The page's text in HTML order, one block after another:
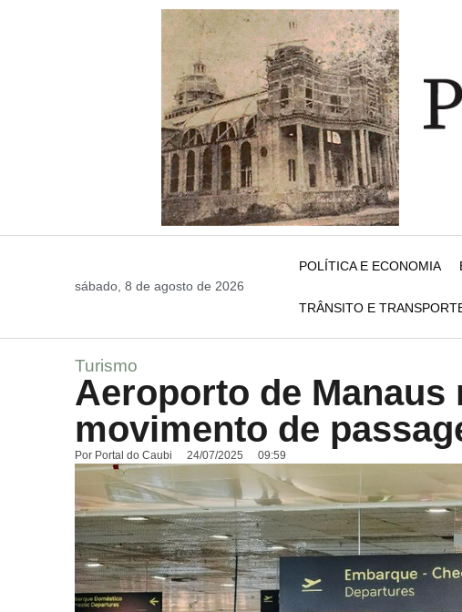
sábado, 8 de agosto de 2026
POLÍTICA E ECONOMIA
TRÂNSITO E
Turismo
Aeroporto de Manaus
movimento de
Por Portal do Caubi 24/07/2025 09:59